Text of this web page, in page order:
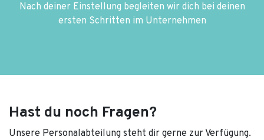
Nach deiner Einstellung begleiten wir dich bei deinen
ersten Schritten im Unternehmen
Hast du noch Fragen?
Unsere Personalabteilung steht dir gerne zur Verfügung.